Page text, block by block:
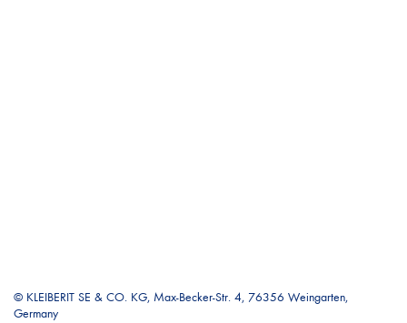
© KLEIBERIT SE & CO. KG, Max-Becker-Str. 4, 76356 Weingarten,
Germany